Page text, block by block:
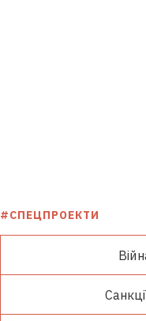
#СПЕЦПРОЕКТИ